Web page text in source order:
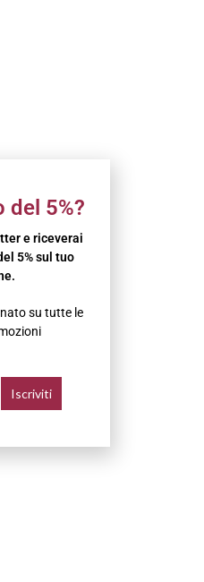
del 5%?
e riceverai
5% sul tuo
su tutte le